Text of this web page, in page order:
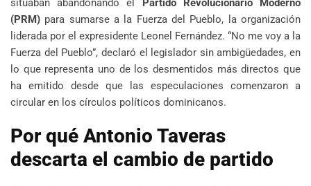
situaban abandonando el Partido Revolucionario Moderno
(PRM) para sumarse a la Fuerza del Pueblo, la organización
liderada por el expresidente Leonel Fernández. “No me voy a la
Fuerza del Pueblo”, declaró el legislador sin ambigüedades, en
lo que representa uno de los desmentidos más directos que
ha emitido desde que las especulaciones comenzaron a
circular en los círculos políticos dominicanos.
Por qué Antonio Taveras
descarta el cambio de partido